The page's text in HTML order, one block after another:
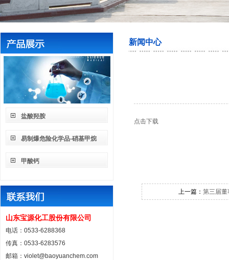
盐酸羟胺
易制爆危险化学品-硝基甲烷
甲酸钙
山东宝源化工股份有限公司
电话：0533-6288368
传真：0533-6283576
邮箱：violet@baoyuanchem.com
新闻中心
点击下载
上一篇：第三届